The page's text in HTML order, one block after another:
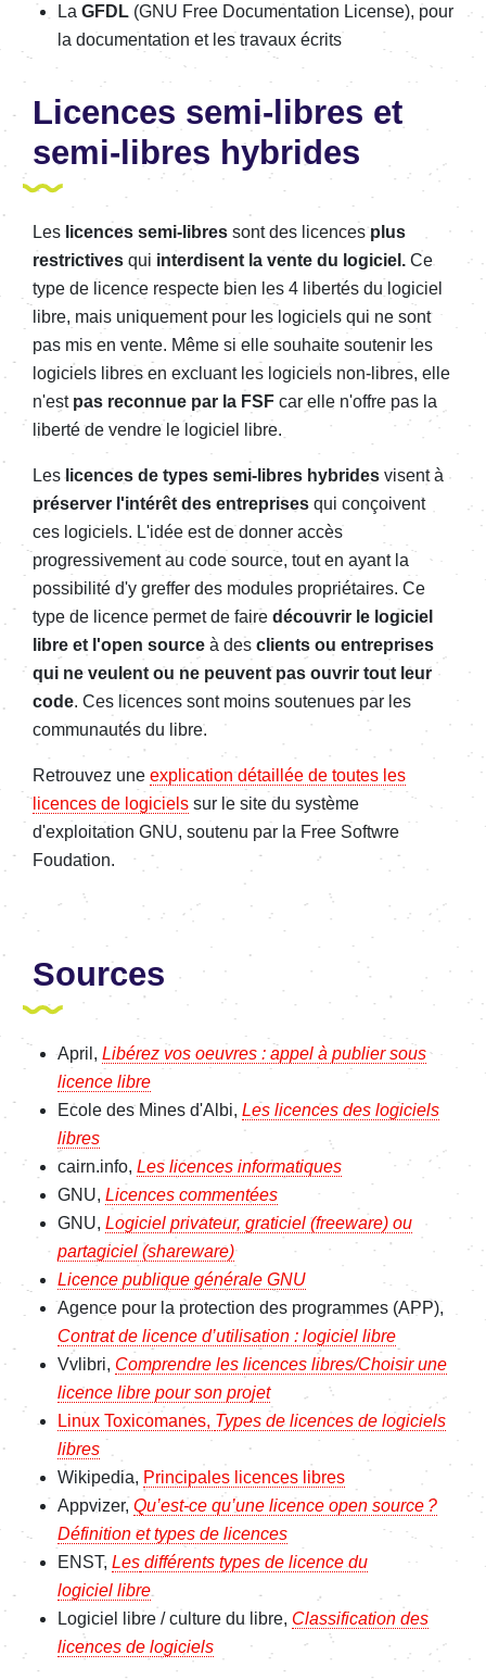
La GFDL (GNU Free Documentation License), pour
la documentation et les travaux écrits
Licences semi-libres et
semi-libres hybrides
Les licences semi-libres sont des licencesplus
restrictives qui interdisent la vente du logiciel. Ce
type de licence respecte bien les 4 libertés du logiciel
libre, mais uniquement pour les logiciels qui ne sont
pas mis en vente. Même si elle souhaite soutenir les
logiciels libres en excluant les logiciels non-libres, elle
n'est pas reconnue par la FSF car elle n'offre pas la
liberté de vendre le logiciel libre.
Les licences de types semi-libres hybrides visent à
préserver l'intérêt des entreprises qui conçoivent
ces logiciels. L'idée est de donner accès
progressivement au code source, tout en ayant la
possibilité d'y greffer des modules propriétaires. Ce
type de licence permet de faire découvrir le logiciel
libre et l'open source à des clients ou entreprises
qui ne veulent ou ne peuvent pas ouvrir tout leur
code. Ces licences sont moins soutenues par les
communautés du libre.
Retrouvez une explication détaillée de toutes les
licences de logiciels sur le site du système
d'exploitation GNU, soutenu par la Free Softwre
Foudation.
Sources
April, Libérez vos oeuvres : appel à publier sous
licence libre
Ecole des Mines d'Albi, Les licences des logiciels
libres
cairn.info, Les licences informatiques
GNU, Licences commentées
GNU, Logiciel privateur, graticiel (freeware) ou
partagiciel (shareware)
Licence publique générale GNU
Agence pour la protection des programmes (APP),
Contrat de licence d’utilisation : logiciel libre
Vvlibri, Comprendre les licences libres/Choisir une
licence libre pour son projet
Linux Toxicomanes, Types de licences de logiciels
libres
Wikipedia, Principales licences libres
Appvizer, Qu’est-ce qu’une licence open source ?
Définition et types de licences
ENST, Les différents types de licence du
logiciel libre
Logiciel libre / culture du libre, Classification des
licences de logiciels